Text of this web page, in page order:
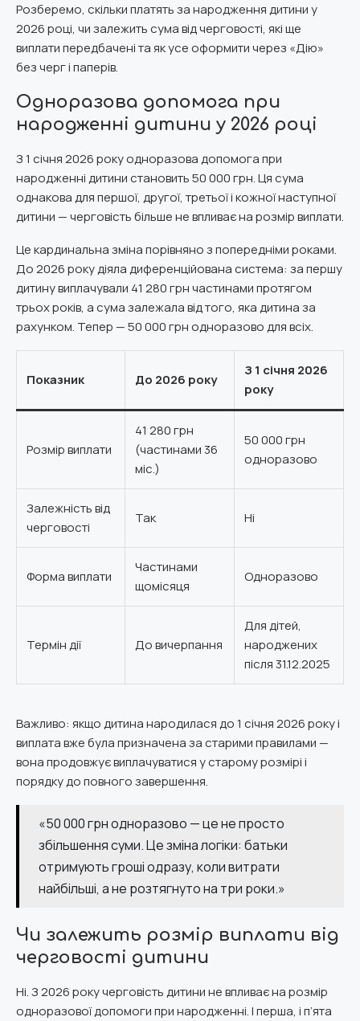
Розберемо, скільки платять за народження дитини у
2026 році, чи залежить сума від черговості, які ще
виплати передбачені та як усе оформити через «Дію»
без черг і паперів.
Одноразова допомога при
народженні дитини у 2026 році
З 1 січня 2026 року одноразова допомога при
народженні дитини становить 50 000 грн. Ця сума
однакова для першої, другої, третьої і кожної наступної
дитини — черговість більше не впливає на розмір виплати.
Це кардинальна зміна порівняно з попередніми роками.
До 2026 року діяла диференційована система: за першу
дитину виплачували 41 280 грн частинами протягом
трьох років, а сума залежала від того, яка дитина за
рахунком. Тепер — 50 000 грн одноразово для всіх.
Показник До 2026 року
З 1 січня 2026
року
Розмір виплати
41 280 грн
(частинами 36
міс.)
50 000 грн
одноразово
Залежність від
черговості
Так Ні
Форма виплати
Частинами
щомісяця
Одноразово
Термін дії До вичерпання
Для дітей,
народжених
після 31.12.2025
Важливо: якщо дитина народилася до 1 січня 2026 року і
виплата вже була призначена за старими правилами —
вона продовжує виплачуватися у старому розмірі і
порядку до повного завершення.
«50 000 грн одноразово — це не просто
збільшення суми. Це зміна логіки: батьки
отримують гроші одразу, коли витрати
найбільші, а не розтягнуто на три роки.»
Чи залежить розмір виплати від
черговості дитини
Ні. З 2026 року черговість дитини не впливає на розмір
одноразової допомоги при народженні. І перша, і п’ята